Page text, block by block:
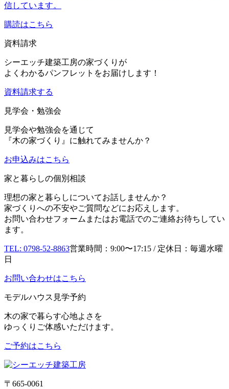
信しています。
購読はこちら
資料請求
シーエッチ建築工房の家づくりが
よくわかるパンフレットをお届けします！
資料請求する
見学会・勉強会
見学会や勉強会を通じて
『木の家づくり』に触れてみませんか？
お申込みはこちら
家と暮らしの個別相談
理想の家と暮らしについてお話しませんか？
家づくりへの不安やご質問などにお応えします。
お問い合わせフォームまたはお電話でのご連絡お待ちしてい
ます。
TEL: 0798-52-8863営業時間：9:00〜17:15 / 定休日：毎週水曜
日
お問い合わせはこちら
モデルハウス見学予約
木の家で暮らす心地よさを
ゆっくりご体感いただけます。
ご予約はこちら
〒665-0061